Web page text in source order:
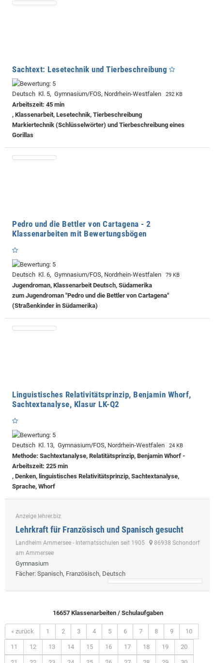
Sachtext: Lesetechnik und Tierbeschreibung
Deutsch Kl. 5, Gymnasium/FOS, Nordrhein-Westfalen 292 KB
Arbeitszeit: 45 min
, Klassenarbeit, Lesetechnik, Tierbeschreibung
Markiertechnik (Schlüsselwörter) und Tierbeschreibung eines
Gorillas
Pedro und die Bettler von Cartagena - 2
Klassenarbeiten mit Bewertungsbögen
Deutsch Kl. 6, Gymnasium/FOS, Nordrhein-Westfalen 79 KB
Jugendroman, Klassenarbeit Deutsch, Südamerika
zum Jugendroman "Pedro und die Bettler von Cartagena"
(Straßenkinder in Südamerika)
Linguistisches Relativitätsprinzip, Benjamin Whorf,
Sachtextanalyse, Klasur LK-Q2
Deutsch Kl. 13, Gymnasium/FOS, Nordrhein-Westfalen 24 KB
Methode: Sachtextanalyse, Relatitätsprinzip, Benjamin Whorf -
Arbeitszeit: 225 min
, Denken, linguistisches Relativitätsprinzip, Sachtextanalyse,
Sprache, Whorf
Anzeige lehrer.biz
Lehrkraft für Französisch und Spanisch gesucht
Landheim Ammersee - Internatsschulen seit 1905
86938 Schondorf
am Ammersee
Gymnasium
Fächer: Spanisch, Französisch, Deutsch
16657 Klassenarbeiten / Schulaufgaben
« zurück 1 2 3 4 5 6 7 8 9 10
11 12 13 14 15 16 17 18 19 20